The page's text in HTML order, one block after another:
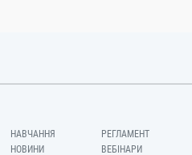
НАВЧАННЯ
НОВИНИ
РЕГЛАМЕНТ
ВЕБІНАРИ